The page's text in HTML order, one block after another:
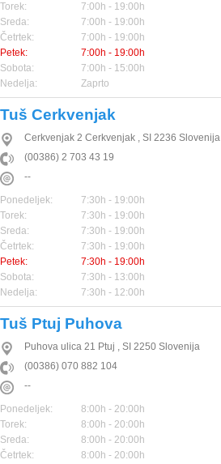
Torek:
7:00h - 19:00h
Sreda:
7:00h - 19:00h
Četrtek:
7:00h - 19:00h
Petek:
7:00h - 19:00h
Sobota:
7:00h - 15:00h
Nedelja:
Zaprto
Tuš Cerkvenjak
Cerkvenjak 2 Cerkvenjak , SI 2236 Slovenija
(00386) 2 703 43 19
--
Ponedeljek:
7:30h - 19:00h
Torek:
7:30h - 19:00h
Sreda:
7:30h - 19:00h
Četrtek:
7:30h - 19:00h
Petek:
7:30h - 19:00h
Sobota:
7:30h - 13:00h
Nedelja:
7:30h - 12:00h
Tuš Ptuj Puhova
Puhova ulica 21 Ptuj , SI 2250 Slovenija
(00386) 070 882 104
--
Ponedeljek:
8:00h - 20:00h
Torek:
8:00h - 20:00h
Sreda:
8:00h - 20:00h
Četrtek:
8:00h - 20:00h